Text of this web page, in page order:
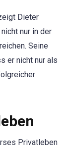
Dieter
nur in der
Seine
er nicht nur als
Privatleben